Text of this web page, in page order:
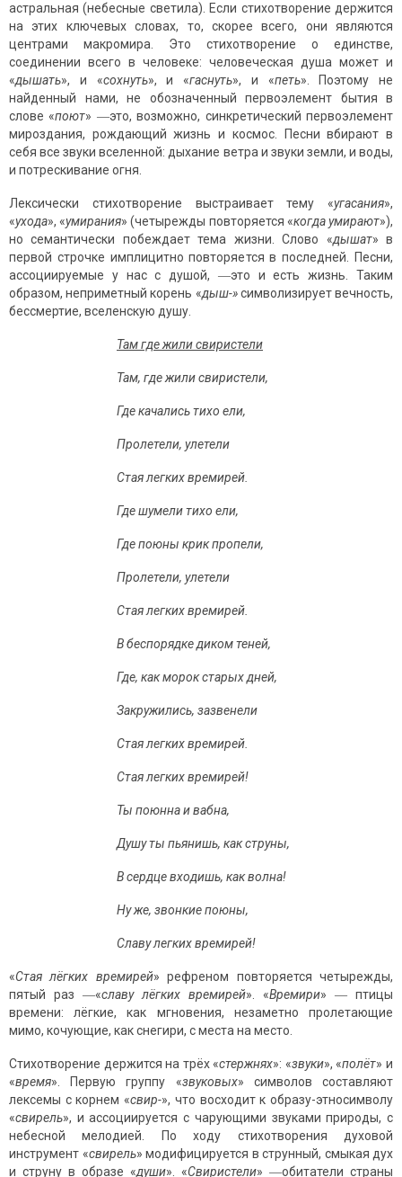
астральная (небесные светила). Если стихотворение держится
на этих ключевых словах, то, скорее всего, они являются
центрами макромира. Это стихотворение о единстве,
соединении всего в человеке: человеческая душа может и
«дышать», и «сохнуть», и «гаснуть», и «петь». Поэтому не
найденный нами, не обозначенный первоэлемент бытия в
слове «поют» ―это, возможно, синкретический первоэлемент
мироздания, рождающий жизнь и космос. Песни вбирают в
себя все звуки вселенной: дыхание ветра и звуки земли, и воды,
и потрескивание огня.
Лексически стихотворение выстраивает тему «угасания»,
«ухода», «умирания» (четырежды повторяется «когда умирают»),
но семантически побеждает тема жизни. Слово «дышат» в
первой строчке имплицитно повторяется в последней. Песни,
ассоциируемые у нас с душой, ―это и есть жизнь. Таким
образом, неприметный корень «дыш-»символизирует вечность,
бессмертие, вселенскую душу.
Там где жили свиристели
Там, где жили свиристели,
Где качались тихо ели,
Пролетели, улетели
Стая легких времирей.
Где шумели тихо ели,
Где поюны крик пропели,
Пролетели, улетели
Стая легких времирей.
В беспорядке диком теней,
Где, как морок старых дней,
Закружились, зазвенели
Стая легких времирей.
Стая легких времирей!
Ты поюнна и вабна,
Душу ты пьянишь, как струны,
В сердце входишь, как волна!
Ну же, звонкие поюны,
Славу легких времирей!
«Стая лёгких времирей» рефреном повторяется четырежды,
пятый раз ―«славу лёгких времирей». «Времири» ― птицы
времени: лёгкие, как мгновения, незаметно пролетающие
мимо, кочующие, как снегири, с места на место.
Стихотворение держится на трёх «стержнях»: «звуки», «полёт» и
«время». Первую группу «звуковых» символов составляют
лексемы с корнем «свир-», что восходит к образу-этносимволу
«свирель», и ассоциируется с чарующими звуками природы, с
небесной мелодией. По ходу стихотворения духовой
инструмент «свирель» модифицируется в струнный, смыкая дух
и струну в образе «души». «Свиристели» ―обитатели страны